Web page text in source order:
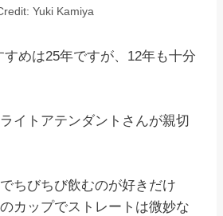
Yuki Kamiya
めは25年ですが、12年も十分
イトアテンダントさんが親切
ちびちび飲むのが好きだけ
カップでストレートは微妙な